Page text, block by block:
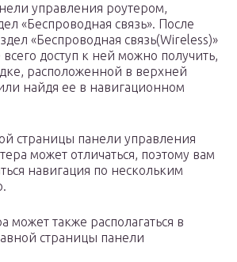
управления роутером,
«Беспроводная связь». После
«Беспроводная связь(Wireless)»
доступ к ней можно получить,
расположенной в верхней
найдя ее в навигационном
страницы панели управления
может отличаться, поэтому вам
навигация по нескольким
может также располагаться в
страницы панели